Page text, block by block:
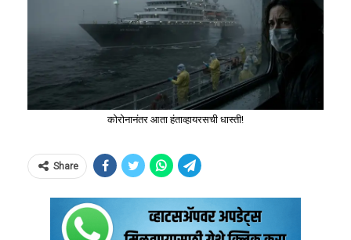
कोरोनानंतर आता हंताव्हायरसची धास्ती!
Share